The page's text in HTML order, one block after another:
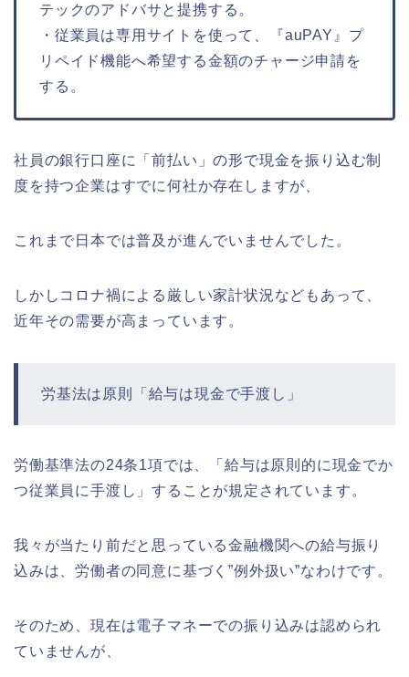
テックのアドバサと提携する。
・従業員は専用サイトを使って、『auPAY』プ
リペイド機能へ希望する金額のチャージ申請を
する。
社員の銀行口座に「前払い」の形で現金を振り込む制
度を持つ企業はすでに何社か存在しますが、
これまで日本では普及が進んでいませんでした。
しかしコロナ禍による厳しい家計状況などもあって、
近年その需要が高まっています。
労基法は原則「給与は現金で手渡し」
労働基準法の24条1項では、「給与は原則的に現金でか
つ従業員に手渡し」することが規定されています。
我々が当たり前だと思っている金融機関への給与振り
込みは、労働者の同意に基づく”例外扱い”なわけです。
そのため、現在は電子マネーでの振り込みは認められ
ていませんが、